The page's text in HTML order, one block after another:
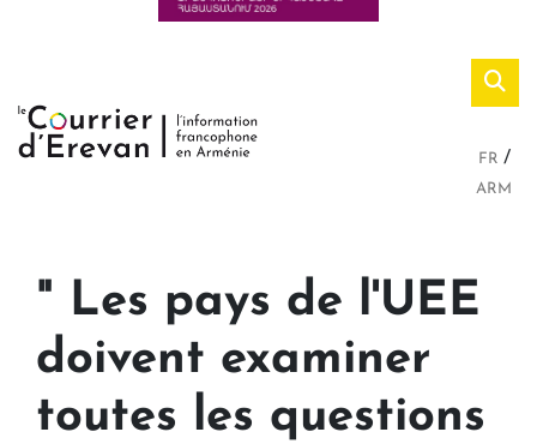
FR
ARM
" Les pays de l'UEE
doivent examiner
toutes les questions